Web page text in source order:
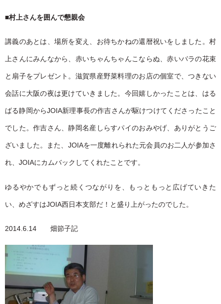
■村上さんを囲んで懇親会
講義のあとは、場所を変え、お待ちかねの還暦祝いをしました。村
上さんにみんなから、赤いちゃんちゃんこならぬ、赤いバラの花束
と扇子をプレゼント。滋賀県産野菜料理のお店の個室で、つきない
会話に大阪の夜は更けていきました。今回嬉しかったことは、はる
ばる静岡からJOIA新理事長の作吉さんが駆けつけてくださったこと
でした。作吉さん、静岡名産しらすパイのおみやげ、ありがとうご
ざいました。また、JOIAを一度離れられた元会員のお二人が参加さ
れ、JOIAにカムバックしてくれたことです。
ゆるやかでもずっと続くつながりを、もっともっと広げていきた
い、めざすはJOIA西日本支部だ！と盛り上がったのでした。
2014.6.14 畑節子記